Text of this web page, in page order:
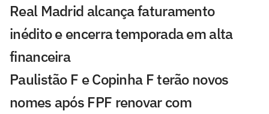
Real Madrid alcança faturamento
inédito e encerra temporada em alta
financeira
Paulistão F e Copinha F terão novos
nomes após FPF renovar com